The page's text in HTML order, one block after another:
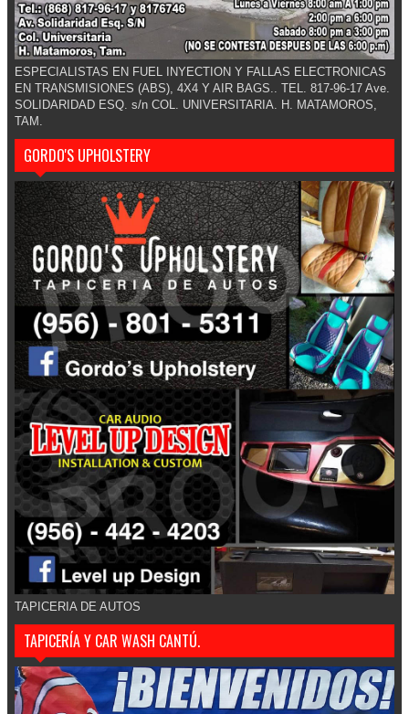
ESPECIALISTAS EN FUEL INYECTION Y FALLAS ELECTRONICAS
EN TRANSMISIONES (ABS), 4X4 Y AIR BAGS.. TEL. 817-96-17 Ave.
SOLIDARIDAD ESQ. s/n COL. UNIVERSITARIA. H. MATAMOROS,
TAM.
GORDO'S UPHOLSTERY
TAPICERIA DE AUTOS
TAPICERÍA Y CAR WASH CANTÚ.